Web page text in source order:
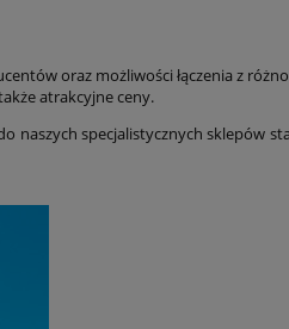
oraz możliwości łączenia z
atrakcyjne ceny.
specjalistycznych sklepów